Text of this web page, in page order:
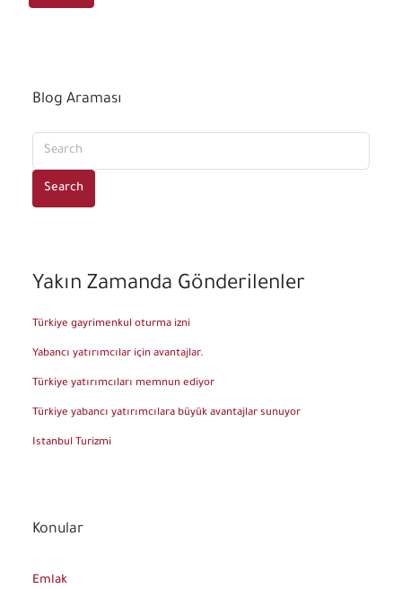
Blog Araması
Search
Yakın Zamanda Gönderilenler
Türkiye gayrimenkul oturma izni
Yabancı yatırımcılar için avantajlar.
Türkiye yatırımcıları memnun ediyor
Türkiye yabancı yatırımcılara büyük avantajlar sunuyor
Istanbul Turizmi
Konular
Emlak